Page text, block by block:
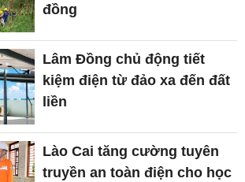
đồng
Lâm Đồng chủ động tiết
kiệm điện từ đảo xa đến đất
liền
Lào Cai tăng cường tuyên
truyền an toàn điện cho học